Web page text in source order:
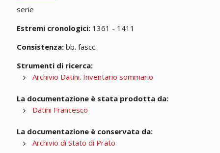
serie
Estremi cronologici:1361 - 1411
Consistenza:bb. fascc.
Strumenti di ricerca:
Archivio Datini. Inventario sommario
La documentazione è stata prodotta da:
Datini Francesco
La documentazione è conservata da:
Archivio di Stato di Prato